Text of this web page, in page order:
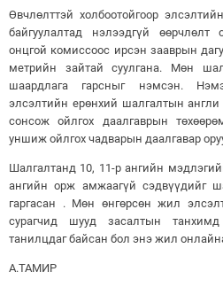
Өвчлөлттэй холбоотойгоор
байгуулалтад нэлээдгүй өөрчлөлт
онцгой комиссоос ирсэн зааврын
метрийн зайтай суулгана. Мөн
шаардлага гарсныг нэмсэн.
элсэлтийн ерөнхий шалгалтын
сонсож ойлгох даалгаврын
уншиж ойлгох чадварын даалгавар
Шалгалтанд 10, 11-р ангийн
ангийн орж амжаагүй сэдвүүдийг
гаргасан . Мөн өнгөрсөн жил
сурагчид шууд засалтын
танилцдаг байсан бол энэ жил
А.ТАМИР